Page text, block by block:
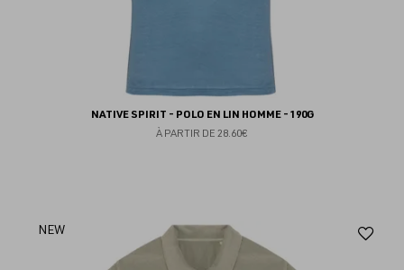
NATIVE SPIRIT - POLO EN LIN HOMME - 190G
À PARTIR DE 28.60€
NEW